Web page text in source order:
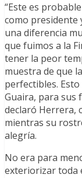
“Este es
como presidente
una diferencia
que fuimos a la
tener la peor
muestra de que
perfectibles.
Guaira, para sus
declaró Herrera,
mientras su
alegría.
No era para
exteriorizar toda